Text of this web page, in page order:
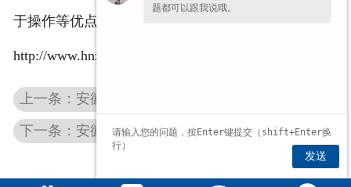
于操作等优点。有需要填料吸收塔的请点击：
http://www.hnznsh.com
上一条：安徽尾气吸收塔
下一条：安徽聚丙烯吸收塔
题都可以跟我说哦。
发送